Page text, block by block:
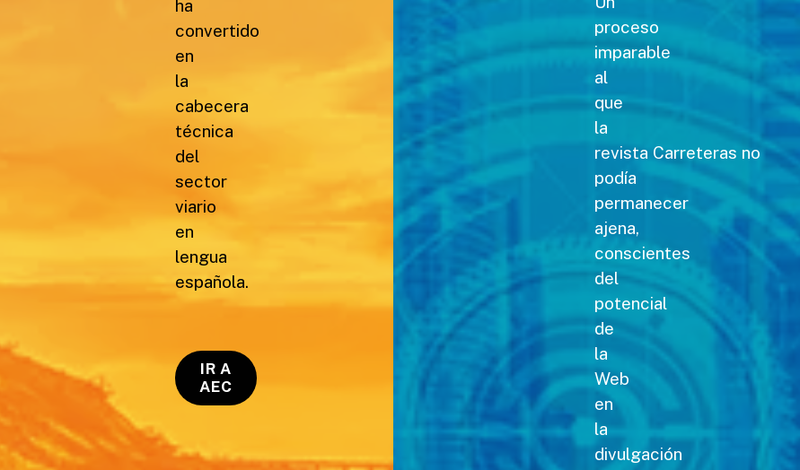
ha
convertido
en
la
cabecera
técnica
del
sector
viario
en
lengua
española.
IR A
AEC
proceso
imparable
al
que
la
revista Carreteras no
podía
permanecer
ajena,
conscientes
del
potencial
de
la
Web
en
la
divulgación